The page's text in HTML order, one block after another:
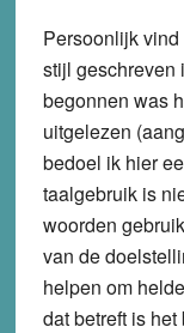
Persoonlijk
stijl geschreven
begonnen was
uitgelezen
bedoel ik hier
taalgebruik is
woorden
van de
helpen om
dat betreft is